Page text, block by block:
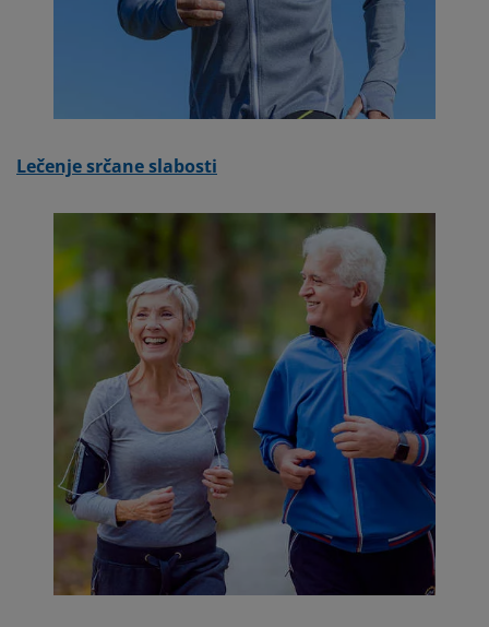
Lečenje srčane slabosti